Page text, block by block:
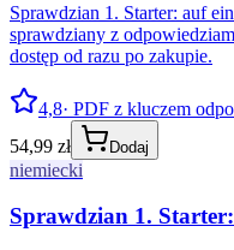
Sprawdzian 1. Starter: auf
sprawdziany z
dostęp od razu po zakupie.
4,8· PDF z kluczem
54,99 zł
Dodaj
niemiecki
Sprawdzian 1.